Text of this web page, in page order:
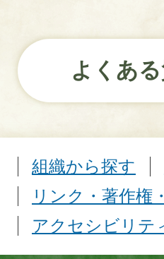
よくあ
組織から探す
リンク・著作権
アクセシビリテ